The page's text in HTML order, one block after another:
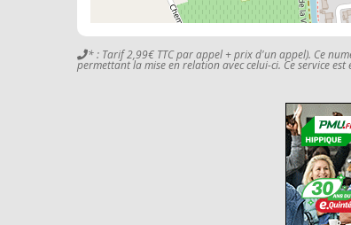
* : Tarif 2,99€ TTC par appel + prix d'un appel). Ce
permettant la mise en relation avec celui-ci. Ce service